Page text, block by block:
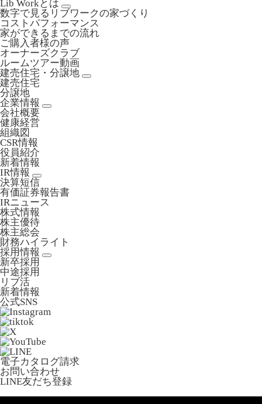
Lib Workとは
数字で見るリブワークの家づくり
コストパフォーマンス
家ができるまでの流れ
ご購入者様の声
オーナーズクラブ
ルームツアー動画
建売住宅・分譲地
建売住宅
分譲地
企業情報
会社概要
健康経営
組織図
CSR情報
役員紹介
新着情報
IR情報
決算短信
有価証券報告書
IRニュース
株式情報
株主優待
株主総会
財務ハイライト
採用情報
新卒採用
中途採用
リブ活
新着情報
公式SNS
電子カタログ請求
お問い合わせ
LINE友だち登録